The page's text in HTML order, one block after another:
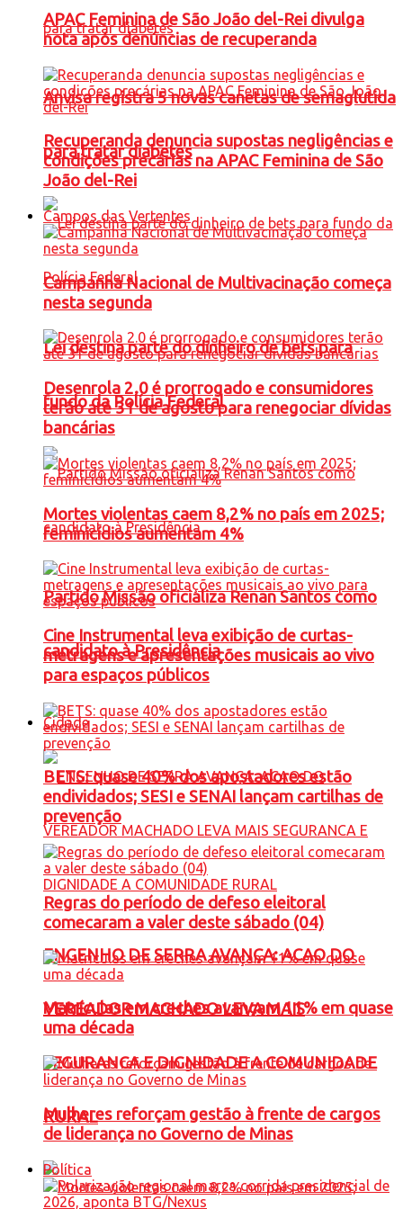
Anvisa registra 5 novas canetas de semaglutida
para tratar diabetes
Lei destina parte do dinheiro de bets para
fundo da Polícia Federal
Partido Missão oficializa Renan Santos como
candidato à Presidência
Cidade
ENGENHO DE SERRA AVANÇA: ACAO DO
VEREADOR MACHADO LEVA MAIS
SEGURANCA E DIGNIDADE A COMUNIDADE
RURAL
APAC Feminina de São João del-Rei divulga
nota após denúncias de recuperanda
Recuperanda denuncia supostas negligências e
condições precárias na APAC Feminina de São
João del-Rei
Campos das Vertentes
Campanha Nacional de Multivacinação começa
nesta segunda
Desenrola 2.0 é prorrogado e consumidores
terão até 31 de agosto para renegociar dívidas
bancárias
Mortes violentas caem 8,2% no país em 2025;
feminicídios aumentam 4%
Cine Instrumental leva exibição de curtas-
metragens e apresentações musicais ao vivo
para espaços públicos
BETS: quase 40% dos apostadores estão
endividados; SESI e SENAI lançam cartilhas de
prevenção
Regras do período de defeso eleitoral
comecaram a valer deste sábado (04)
Matrículas em creches avançam 11% em quase
uma década
Mulheres reforçam gestão à frente de cargos
de liderança no Governo de Minas
Política